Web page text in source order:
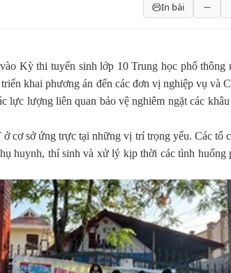
In bài
Kỳ thi tuyển sinh lớp 10 Trung học phổ thông
khai phương án đến các đơn vị nghiệp vụ và
lực lượng liên quan bảo vệ nghiêm ngặt các khâu
cơ sở ứng trực tại những vị trí trọng yếu. Các tổ
huynh, thí sinh và xử lý kịp thời các tình huống